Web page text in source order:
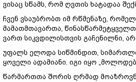
ვისაც სწამს, რომ ღვთის ხატადაა
ჩვენ ვსაუბრობთ იმ რწმენაზე,
მამათმთავართა,
ვართ სიკვდილისთვის გაჩენილნი,
უფალს ელოდა სიწმინდით,
ყოველი ადამიანი. იგი იყო
წარმართთა შორის ღრმად